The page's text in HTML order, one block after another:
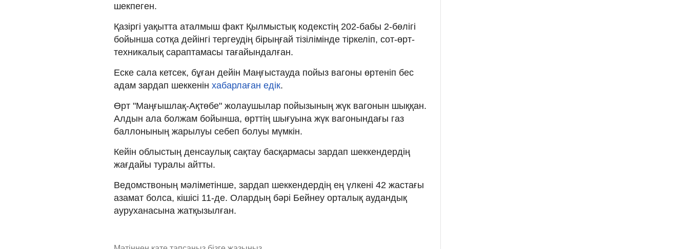
шекпеген.
Қазіргі уақытта аталмыш факт Қылмыстық кодекстің 202-бабы 2-бөлігі
бойынша сотқа дейінгі тергеудің бірыңғай тізілімінде тіркеліп, сот-өрт-
техникалық сараптамасы тағайындалған.
Еске сала кетсек, бұған дейін Маңғыстауда пойыз вагоны өртеніп бес
адам зардап шеккенін хабарлаған едік.
Өрт "Маңғышлақ-Ақтөбе" жолаушылар пойызының жүк вагонын шыққан.
Алдын ала болжам бойынша, өрттің шығуына жүк вагонындағы газ
баллонының жарылуы себеп болуы мүмкін.
Кейін облыстың денсаулық сақтау басқармасы зардап шеккендердің
жағдайы туралы айтты.
Ведомствоның мәліметінше, зардап шеккендердің ең үлкені 42 жастағы
азамат болса, кішісі 11-де. Олардың бәрі Бейнеу орталық аудандық
ауруханасына жатқызылған.